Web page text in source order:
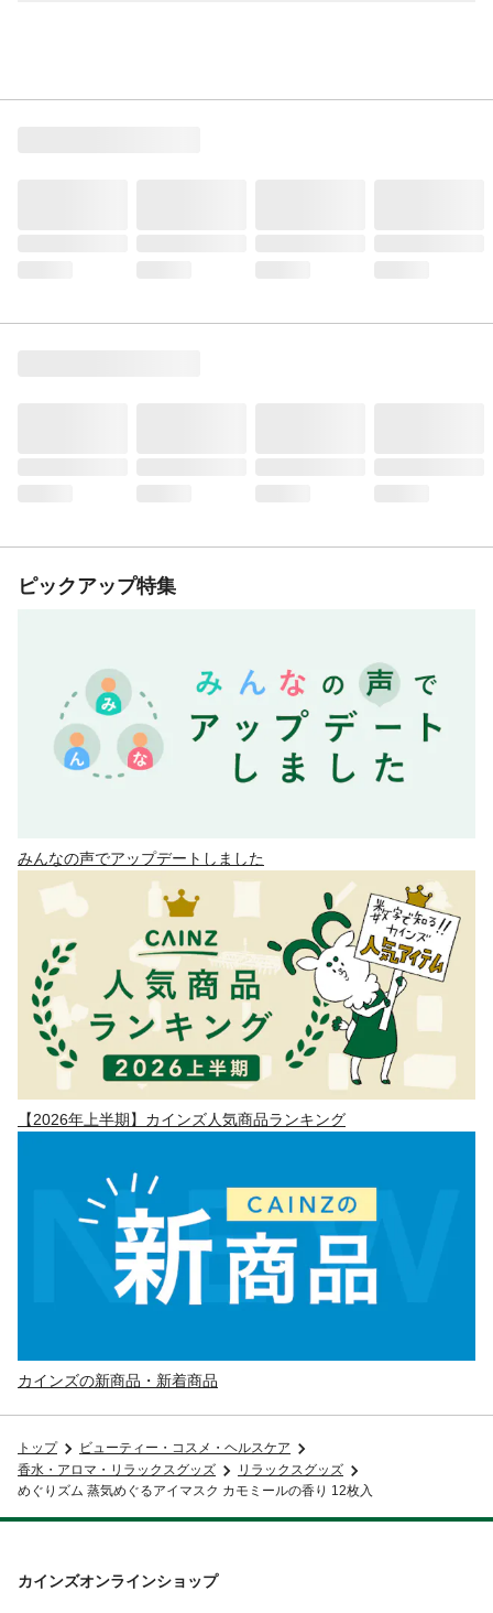
ピックアップ特集
みんなの声でアップデートしました
【2026年上半期】カインズ人気商品ランキング
カインズの新商品・新着商品
トップ
ビューティー・コスメ・ヘルスケア
香水・アロマ・リラックスグッズ
リラックスグッズ
めぐりズム 蒸気めぐるアイマスク カモミールの香り 12枚入
カインズオンラインショップ